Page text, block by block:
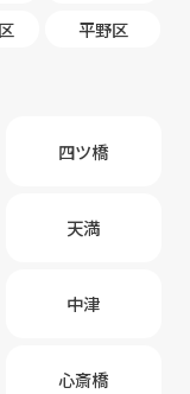
平野区
四ツ橋
天満
中津
心斎橋